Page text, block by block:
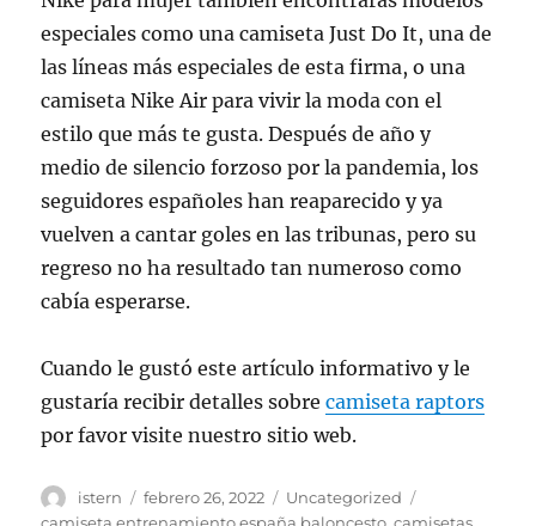
especiales como una camiseta Just Do It, una de
las líneas más especiales de esta firma, o una
camiseta Nike Air para vivir la moda con el
estilo que más te gusta. Después de año y
medio de silencio forzoso por la pandemia, los
seguidores españoles han reaparecido y ya
vuelven a cantar goles en las tribunas, pero su
regreso no ha resultado tan numeroso como
cabía esperarse.
Cuando le gustó este artículo informativo y le
gustaría recibir detalles sobrecamiseta raptors
por favor visite nuestro sitio web.
Autor
istern
Publicado
el
febrero 26, 2022 Categorías
Uncategorized